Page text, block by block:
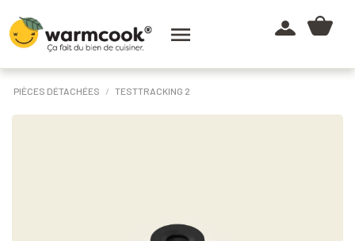

PIÈCES DÉTACHÉES TESTTRACKING 2